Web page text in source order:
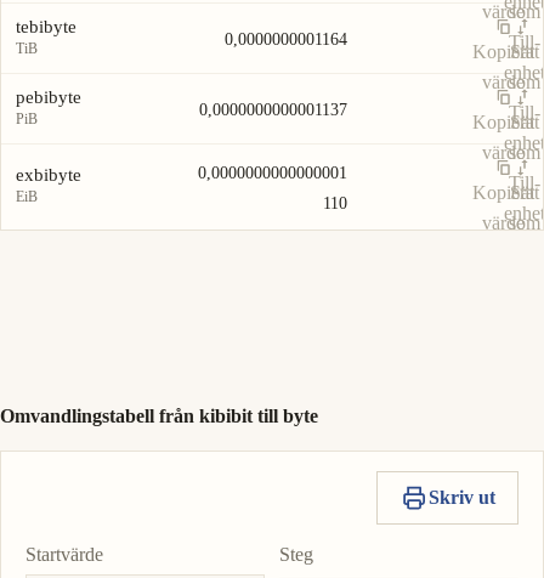
värdesom
Till-
enhet
tebibyte
TiB 0,0000000001164
Kopiera
värde
Sätt
som
Till-
enhet
pebibyte
PiB 0,0000000000001137
Kopiera
värde
Sätt
som
Till-
enhet
exbibyte
EiB
0,0000000000000001
110
Kopiera
värde
Sätt
som
Omvandlingstabell från kibibit till byte
Skriv ut
Startvärde Steg